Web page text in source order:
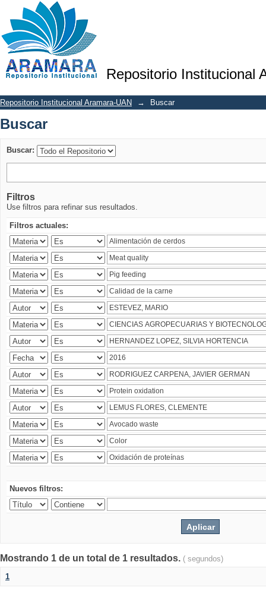
Repositorio Institucional
Buscar
Repositorio Institucional Aramara-UAN → Buscar
Buscar
Buscar:
Filtros
Use filtros para refinar sus resultados.
Filtros actuales:
Nuevos filtros:
Mostrando 1 de un total de 1 resultados. ( segundos)
1